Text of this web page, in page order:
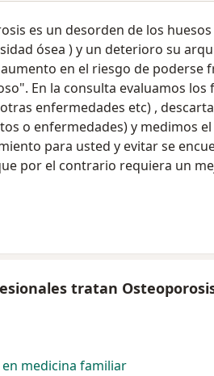
es un desorden de los
ósea ) y un deterioro su
en el riesgo de poderse
En la consulta evaluamos los
enfermedades etc) ,
o enfermedades) y medimos
para usted y evitar se
por el contrario requiera un
tratan
en medicina familiar